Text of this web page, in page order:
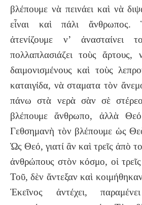
βλέπουμε νὰ πεινάει καὶ νὰ
εἶναι καὶ πάλι
ἀτενίζουμε ν’ ἀνασταίνει
πολλαπλασιάζει τοὺς ἄρτους,
δαιμονισμένους καὶ τοὺς
καταιγίδα, νὰ σταματα τὸν
πάνω στὰ νερὰ σὰν σὲ
βλέπουμε ἄνθρωπο, ἀλλὰ
Γεθσημανὴ τὸν βλέπουμε ὡς
Ὡς Θεό, γιατί ἂν καὶ τρεῖς ἀπὸ
ἀνθρώπους στὸν κόσμο, οἱ
Τοῦ, δὲν ἄντεξαν καὶ
Ἐκεῖνος ἀντέχει,